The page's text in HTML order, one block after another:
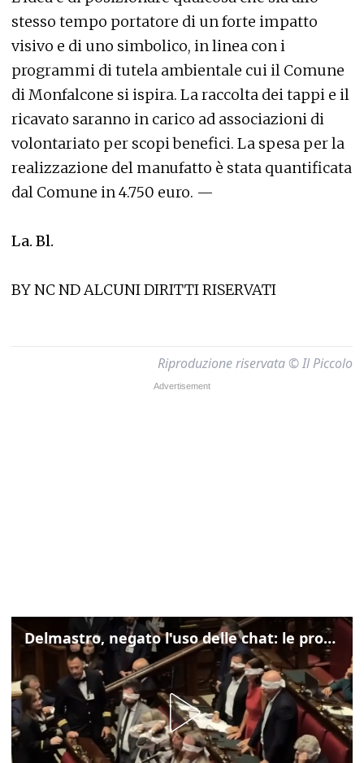
stesso tempo portatore di un forte impatto
visivo e di uno simbolico, in linea con i
programmi di tutela ambientale cui il Comune
di Monfalcone si ispira. La raccolta dei tappi e il
ricavato saranno in carico ad associazioni di
volontariato per scopi benefici. La spesa per la
realizzazione del manufatto è stata quantificata
dal Comune in 4.750 euro. —
La. Bl.
BY NC ND ALCUNI DIRITTI RISERVATI
Riproduzione riservata © Il Piccolo
Delmastro, negato l'uso delle chat: le proteste di Avs e M5s